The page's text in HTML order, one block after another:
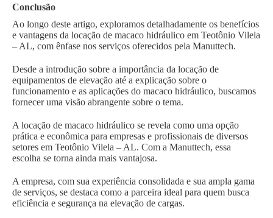
Conclusão
Ao longo deste artigo, exploramos detalhadamente os benefícios
e vantagens da locação de macaco hidráulico em Teotônio Vilela
– AL, com ênfase nos serviços oferecidos pela Manuttech.
Desde a introdução sobre a importância da locação de
equipamentos de elevação até a explicação sobre o
funcionamento e as aplicações do macaco hidráulico, buscamos
fornecer uma visão abrangente sobre o tema.
A locação de macaco hidráulico se revela como uma opção
prática e econômica para empresas e profissionais de diversos
setores em Teotônio Vilela – AL. Com a Manuttech, essa
escolha se torna ainda mais vantajosa.
A empresa, com sua experiência consolidada e sua ampla gama
de serviços, se destaca como a parceira ideal para quem busca
eficiência e segurança na elevação de cargas.